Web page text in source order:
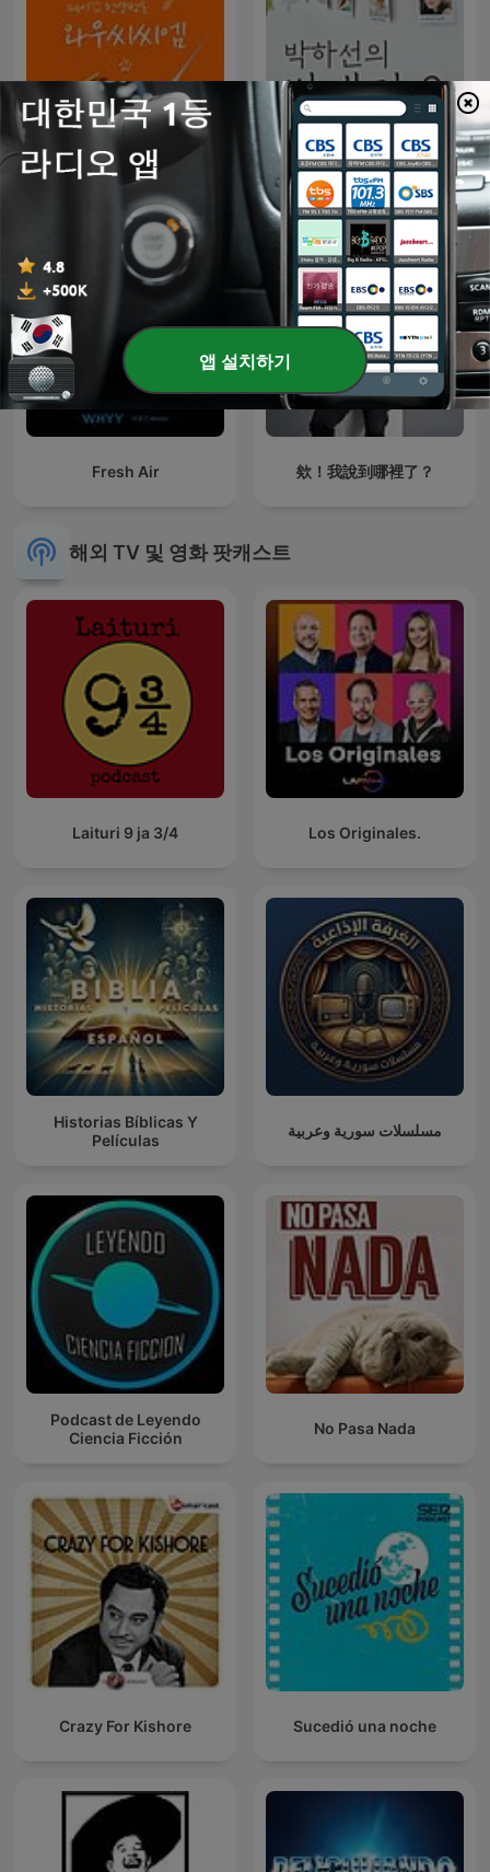
24시간 찬양방송-와우씨씨
엠
박하선의 씨네타운
Fresh Air 欸！我說到哪裡了？
해외 TV 및 영화 팟캐스트
Laituri 9 ja 3/4 Los Originales.
Historias Bíblicas Y
Películas
مسلسلات سورية وعربية
Podcast de Leyendo
Ciencia Ficción
No Pasa Nada
Crazy For Kishore Sucedió una noche
앱 설치하기